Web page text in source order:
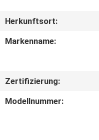
UNS
Herkunftsort:
Markenname:
Zertifizierung:
Modellnummer: